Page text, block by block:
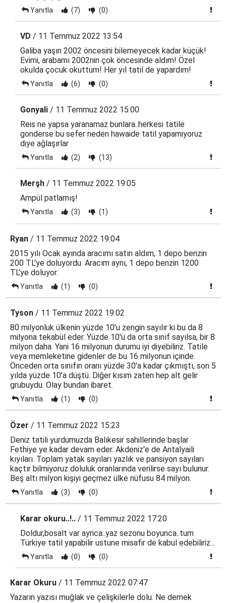
Yanıtla (7) (0)
VD / 11 Temmuz 2022 13:54
Galiba yaşın 2002 öncesini bilemeyecek kadar küçük!
Evimi, arabamı 2002nin çok öncesinde aldım! Özel
okulda çocuk okuttum! Her yıl tatil de yapardım!
Yanıtla (6) (0)
Gonyali / 11 Temmuz 2022 15:00
Reis ne yapsa yaranamaz bunlara..herkesi tatile
gonderse bu sefer neden hawaide tatil yapamiyoruz
diye ağlaşırlar
Yanıtla (2) (13)
Merşh / 11 Temmuz 2022 19:05
Ampül patlamış!
Yanıtla (3) (1)
Ryan / 11 Temmuz 2022 19:04
2015 yılı Ocak ayında aracımı satın aldım, 1 depo benzin
200 TL'ye doluyordu. Aracım aynı, 1 depo benzin 1200
TL'ye doluyor.
Yanıtla (1) (0)
Tyson / 11 Temmuz 2022 19:02
80 milyonluk ülkenin yüzde 10'u zengin sayılır ki bu da 8
milyona tekabül eder. Yüzde 10'u da orta sınıf sayılsa, bir 8
milyon daha. Yani 16 milyonun durumu iyi diyebiliriz. Tatile
veya memleketine gidenler de bu 16 milyonun içinde.
Önceden orta sınıfın oranı yüzde 30'a kadar çıkmıştı, son 5
yılda yüzde 10'a düştü. Diğer kısım zaten hep alt gelir
grubuydu. Olay bundan ibaret.
Yanıtla (1) (0)
Özer / 11 Temmuz 2022 15:23
Deniz tatili yurdumuzda Balıkesir sahillerinde başlar
Fethiye ye kadar devam eder. Akdeniz'e de Antalyaili
kıyıları. Toplam yatak sayıları yazlık ve pansiyon sayıları
kaçtır bilmiyoruz doluluk oranlarında verilirse sayı bulunur.
Beş altı milyon kişiyi geçmez ülke nüfusu 84 milyon.
Yanıtla (3) (0)
Karar okuru..!.. / 11 Temmuz 2022 17:20
Doldur,bosalt var ayrica..yaz sezonu boyunca..tum
Türkiye tatil yapabilir ustune misafir de kabul edebiliriz...
Yanıtla (0) (0)
Karar Okuru / 11 Temmuz 2022 07:47
Yazarın yazısı muğlak ve çelişkilerle dolu. Ne demek